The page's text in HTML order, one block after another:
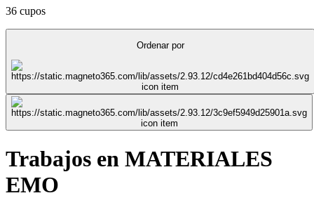
36 cupos
Ordenar por
Trabajos en MATERIALES
EMO